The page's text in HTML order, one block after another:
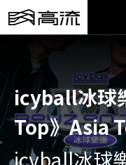
icyball冰球
Top》Asia
icyball冰球